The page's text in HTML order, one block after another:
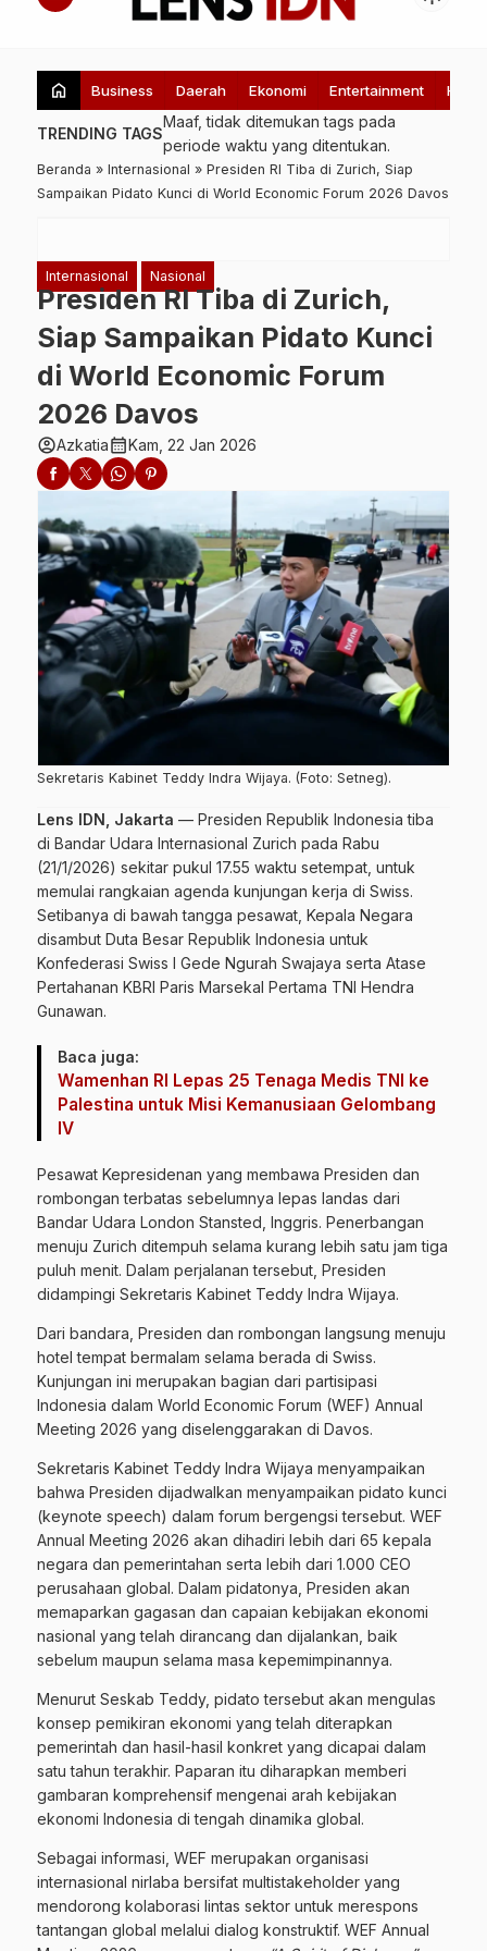
home Business Daerah Ekonomi Entertainment
TRENDING TAGS
Maaf, tidak ditemukan tags pada
periode waktu yang ditentukan.
Beranda » Internasional » Presiden RI Tiba di Zurich, Siap
Sampaikan Pidato Kunci di World Economic Forum 2026 Davos
Internasional Nasional
Presiden RI Tiba di Zurich,
Siap Sampaikan Pidato Kunci
di World Economic Forum
2026 Davos
account_circleAzkatiacalendar_monthKam, 22 Jan 2026
Sekretaris Kabinet Teddy Indra Wijaya. (Foto: Setneg).
Lens IDN, Jakarta — Presiden Republik Indonesia tiba
di Bandar Udara Internasional Zurich pada Rabu
(21/1/2026) sekitar pukul 17.55 waktu setempat, untuk
memulai rangkaian agenda kunjungan kerja di Swiss.
Setibanya di bawah tangga pesawat, Kepala Negara
disambut Duta Besar Republik Indonesia untuk
Konfederasi Swiss I Gede Ngurah Swajaya serta Atase
Pertahanan KBRI Paris Marsekal Pertama TNI Hendra
Gunawan.
Baca juga:
Wamenhan RI Lepas 25 Tenaga Medis TNI ke
Palestina untuk Misi Kemanusiaan Gelombang
IV
Pesawat Kepresidenan yang membawa Presiden dan
rombongan terbatas sebelumnya lepas landas dari
Bandar Udara London Stansted, Inggris. Penerbangan
menuju Zurich ditempuh selama kurang lebih satu jam tiga
puluh menit. Dalam perjalanan tersebut, Presiden
didampingi Sekretaris Kabinet Teddy Indra Wijaya.
Dari bandara, Presiden dan rombongan langsung menuju
hotel tempat bermalam selama berada di Swiss.
Kunjungan ini merupakan bagian dari partisipasi
Indonesia dalam World Economic Forum (WEF) Annual
Meeting 2026 yang diselenggarakan di Davos.
Sekretaris Kabinet Teddy Indra Wijaya menyampaikan
bahwa Presiden dijadwalkan menyampaikan pidato kunci
(keynote speech) dalam forum bergengsi tersebut. WEF
Annual Meeting 2026 akan dihadiri lebih dari 65 kepala
negara dan pemerintahan serta lebih dari 1.000 CEO
perusahaan global. Dalam pidatonya, Presiden akan
memaparkan gagasan dan capaian kebijakan ekonomi
nasional yang telah dirancang dan dijalankan, baik
sebelum maupun selama masa kepemimpinannya.
Menurut Seskab Teddy, pidato tersebut akan mengulas
konsep pemikiran ekonomi yang telah diterapkan
pemerintah dan hasil-hasil konkret yang dicapai dalam
satu tahun terakhir. Paparan itu diharapkan memberi
gambaran komprehensif mengenai arah kebijakan
ekonomi Indonesia di tengah dinamika global.
Sebagai informasi, WEF merupakan organisasi
internasional nirlaba bersifat multistakeholder yang
mendorong kolaborasi lintas sektor untuk merespons
tantangan global melalui dialog konstruktif. WEF Annual